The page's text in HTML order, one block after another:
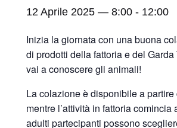
12 Aprile 2025 — 8:00 - 12:00
Inizia la giornata con una buona
di prodotti della fattoria e del
vai a conoscere gli animali!
La colazione è disponibile a partire
mentre l’attività in fattoria comincia
adulti partecipanti possono